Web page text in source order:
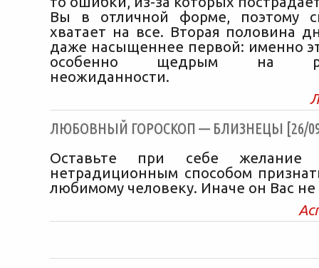
Вы в отличной форме, поэтому
хватает на все. Вторая половина
даже насыщеннее первой: именно
особенно щедрым на
неожиданности.
ЛЮБОВНЫЙ ГОРОСКОП — БЛИЗНЕЦЫ [26/
Оставьте при себе желание
нетрадиционным способом
любимому человеку. Иначе он Вас